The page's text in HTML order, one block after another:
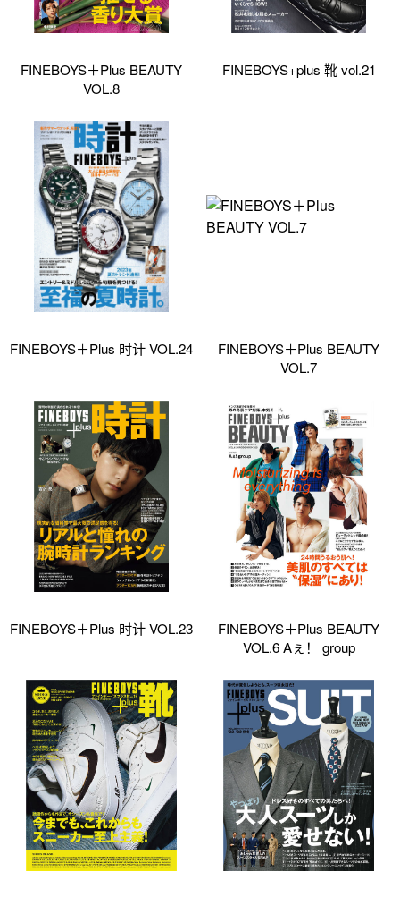
FINEBOYS＋Plus BEAUTY
VOL.8
FINEBOYS+plus 靴 vol.21
FINEBOYS＋Plus 时计 VOL.24
FINEBOYS＋Plus BEAUTY
VOL.7
FINEBOYS＋Plus 时计 VOL.23
FINEBOYS＋Plus BEAUTY
VOL.6 Aぇ！ group